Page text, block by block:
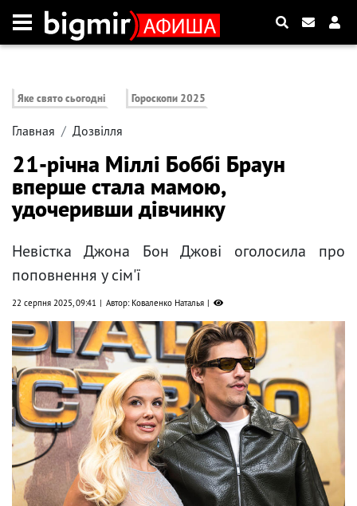
Яке свято сьогодні Гороскопи 2025
Главная Дозвілля
21-річна Міллі Боббі Браун
вперше стала мамою,
удочеривши дівчинку
Невістка Джона Бон Джові оголосила про
поповнення у сім'ї
22 серпня 2025, 09:41 Автор: Коваленко Наталья